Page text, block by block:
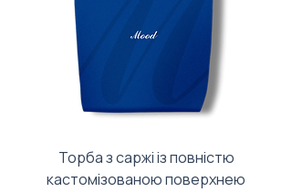
Торба з саржі із повністю
кастомізованою поверхнею